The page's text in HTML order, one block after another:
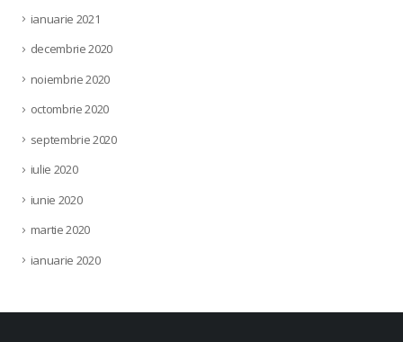
ianuarie 2021
decembrie 2020
noiembrie 2020
octombrie 2020
septembrie 2020
iulie 2020
iunie 2020
martie 2020
ianuarie 2020